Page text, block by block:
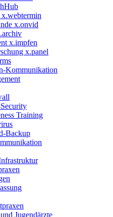
x.onvid
x.impfen
x.panel
Kommunikation
Training
Backup
Jugendärzte